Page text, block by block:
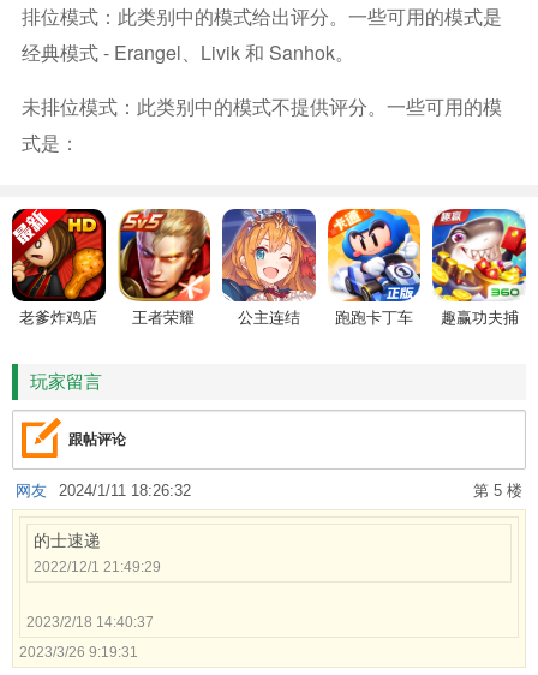
排位模式：此类别中的模式给出评分。一些可用的模式是
经典模式 - Erangel、Livik 和 Sanhok。
未排位模式：此类别中的模式不提供评分。一些可用的模
式是：
老爹炸鸡店
王者荣耀 公主连结 跑跑卡丁车
趣赢功夫捕
玩家留言
跟帖评论
第 5 楼
网友 2024/1/11 18:26:32
的士速递
2022/12/1 21:49:29
2023/2/18 14:40:37
2023/3/26 9:19:31